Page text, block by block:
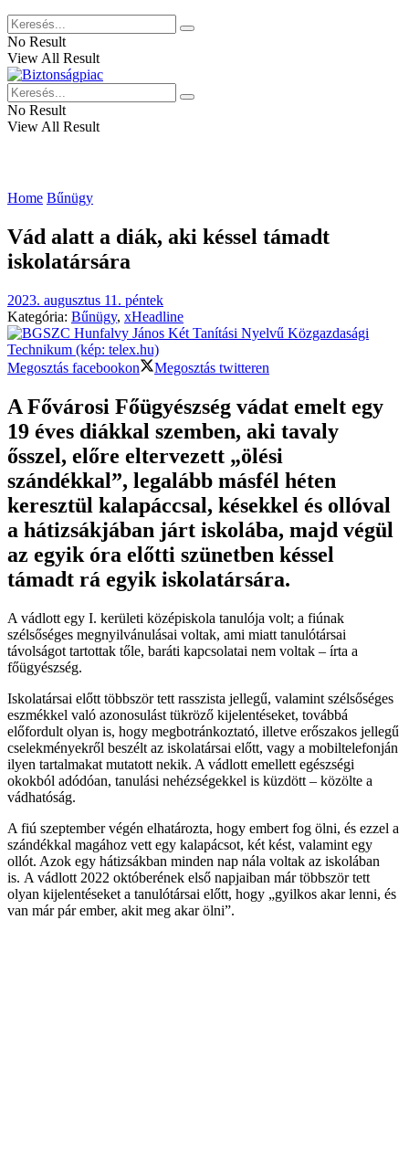
No Result
View All Result
No Result
View All Result
Home Bűnügy
Vád alatt a diák, aki késsel támadt
iskolatársára
2023. augusztus 11. péntek
Kategória: Bűnügy, xHeadline
Megosztás facebookon Megosztás twitteren
A Fővárosi Főügyészség vádat emelt egy
19 éves diákkal szemben, aki tavaly
ősszel, előre eltervezett „ölési
szándékkal”, legalább másfél héten
keresztül kalapáccsal, késekkel és ollóval
a hátizsákjában járt iskolába, majd végül
az egyik óra előtti szünetben késsel
támadt rá egyik iskolatársára.
A vádlott egy I. kerületi középiskola tanulója volt; a fiúnak
szélsőséges megnyilvánulásai voltak, ami miatt tanulótársai
távolságot tartottak tőle, baráti kapcsolatai nem voltak – írta a
főügyészség.
Iskolatársai előtt többször tett rasszista jellegű, valamint szélsőséges
eszmékkel való azonosulást tükröző kijelentéseket, továbbá
előfordult olyan is, hogy megbotránkoztató, illetve erőszakos jellegű
cselekményekről beszélt az iskolatársai előtt, vagy a mobiltelefonján
ilyen tartalmakat mutatott nekik. A vádlott emellett egészségi
okokból adódóan, tanulási nehézségekkel is küzdött – közölte a
vádhatóság.
A fiú szeptember végén elhatározta, hogy embert fog ölni, és ezzel a
szándékkal magához vett egy kalapácsot, két kést, valamint egy
ollót. Azok egy hátizsákban minden nap nála voltak az iskolában
is. A vádlott 2022 októberének első napjaiban már többször tett
olyan kijelentéseket a tanulótársai előtt, hogy „gyilkos akar lenni, és
van már pár ember, akit meg akar ölni”.